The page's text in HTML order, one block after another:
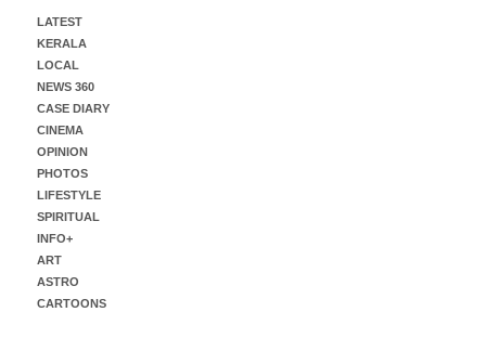
LATEST
KERALA
LOCAL
NEWS 360
CASE DIARY
CINEMA
OPINION
PHOTOS
LIFESTYLE
SPIRITUAL
INFO+
ART
ASTRO
CARTOONS